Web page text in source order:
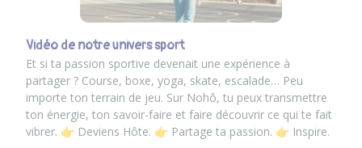
Vidéo de notre univers sport
Et si ta passion sportive devenait une expérience à
partager ? Course, boxe, yoga, skate, escalade… Peu
importe ton terrain de jeu. Sur Nohô, tu peux transmettre
ton énergie, ton savoir-faire et faire découvrir ce qui te fait
vibrer. 👉 Deviens Hôte. 👉 Partage ta passion. 👉 Inspire.